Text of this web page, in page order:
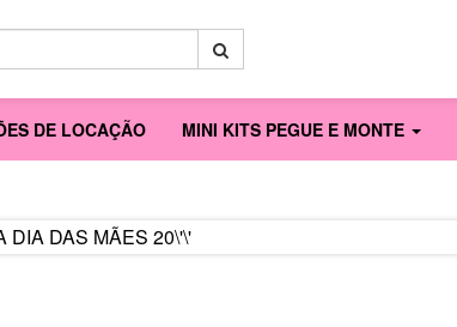
DE LOCAÇÃO MINI KITS PEGUE E MONTE